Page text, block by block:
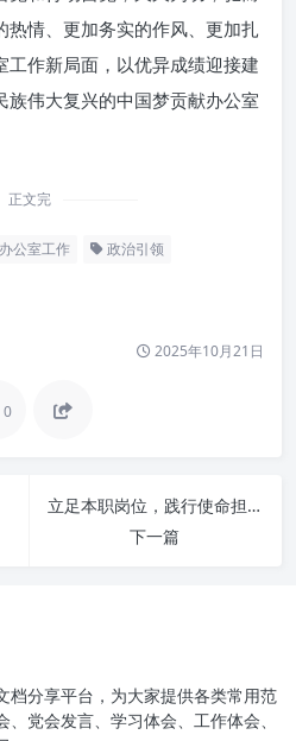
热情、更加务实的作风、更加扎
工作新局面，以优异成绩迎接建
族伟大复兴的中国梦贡献办公室
正文完
办公室工作 政治引领
2025年10月21日
0
立足本职岗位，践行使命担当：新时代奋斗者的核心素养与价值升华
下一篇
力”
档分享平台，为大家提供各类常用范
党会发言、学习体会、工作体会、